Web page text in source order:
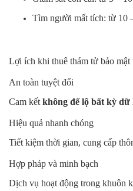
Tìm người mất tích: từ 10
Lợi ích khi thuê thám tử bảo
An toàn tuyệt đối
Cam kết không để lộ bất kỳ dữ
Hiệu quả nhanh chóng
Tiết kiệm thời gian, cung cấp
Hợp pháp và minh bạch
Dịch vụ hoạt động trong khuôn